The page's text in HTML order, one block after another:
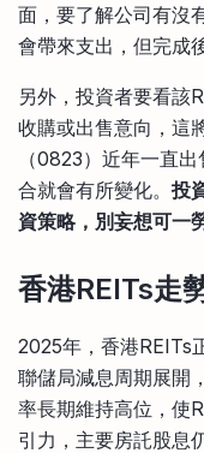
面，要了解公司有沒
會帶來支出，但完成
另外，投資者要看該
收購或出售意向，這
（0823）近年一直
合就會有所變化。 投
資策略，別妄想可一
香港REITs走
2025年，香港REITs
聯儲局減息周期展開
率長期維持高位，使
引力，主要房託股息